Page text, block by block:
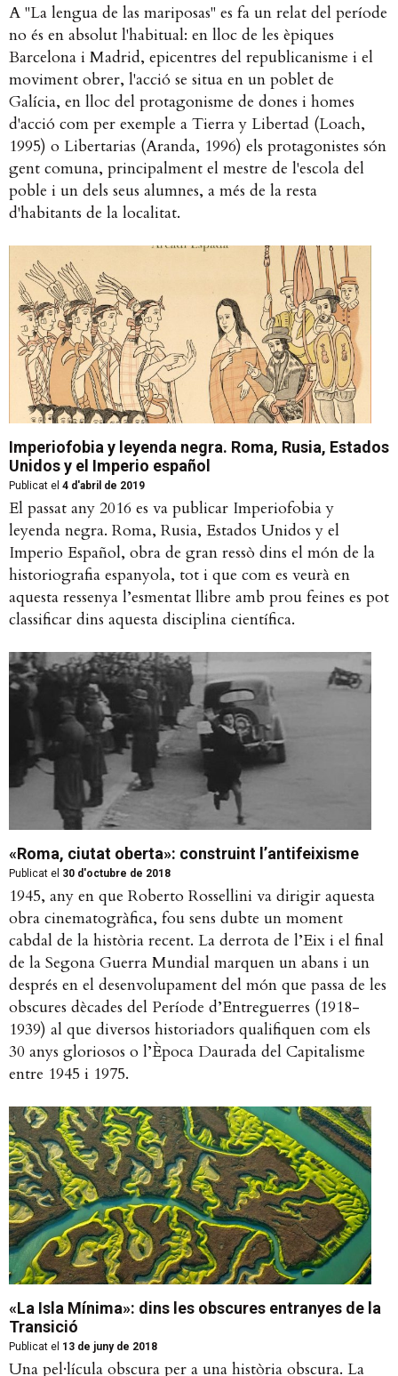
A "La lengua de las mariposas" es fa un relat del període
no és en absolut l'habitual: en lloc de les èpiques
Barcelona i Madrid, epicentres del republicanisme i el
moviment obrer, l'acció se situa en un poblet de
Galícia, en lloc del protagonisme de dones i homes
d'acció com per exemple a Tierra y Libertad (Loach,
1995) o Libertarias (Aranda, 1996) els protagonistes són
gent comuna, principalment el mestre de l'escola del
poble i un dels seus alumnes, a més de la resta
d'habitants de la localitat.
Imperiofobia y leyenda negra. Roma, Rusia, Estados
Unidos y el Imperio español
Publicat el 4 d'abril de 2019
El passat any 2016 es va publicar Imperiofobia y
leyenda negra. Roma, Rusia, Estados Unidos y el
Imperio Español, obra de gran ressò dins el món de la
historiografia espanyola, tot i que com es veurà en
aquesta ressenya l’esmentat llibre amb prou feines es pot
classificar dins aquesta disciplina científica.
«Roma, ciutat oberta»: construint l’antifeixisme
Publicat el 30 d'octubre de 2018
1945, any en que Roberto Rossellini va dirigir aquesta
obra cinematogràfica, fou sens dubte un moment
cabdal de la història recent. La derrota de l’Eix i el final
de la Segona Guerra Mundial marquen un abans i un
després en el desenvolupament del món que passa de les
obscures dècades del Període d’Entreguerres (1918-
1939) al que diversos historiadors qualifiquen com els
30 anys gloriosos o l’Època Daurada del Capitalisme
entre 1945 i 1975.
«La Isla Mínima»: dins les obscures entranyes de la
Transició
Publicat el 13 de juny de 2018
Una pel·lícula obscura per a una història obscura. La